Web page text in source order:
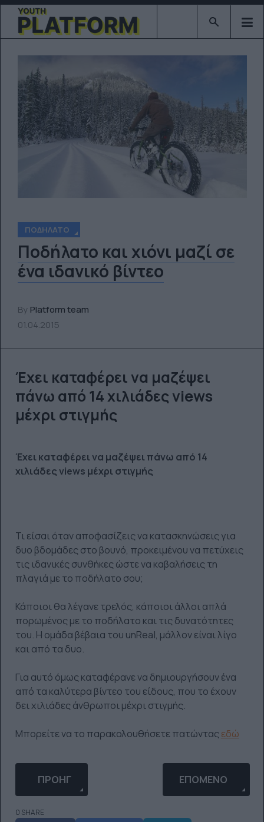
Type 2 or
ΠΟΔΉΛΑΤΟ
Ποδήλατο και χιόνι μαζί σε
ένα ιδανικό βίντεο
By Platform team
01.04.2015
Έχει καταφέρει να μαζέψει
πάνω από 14 χιλιάδες views
μέχρι στιγμής
Έχει καταφέρει να μαζέψει πάνω από 14
χιλιάδες views μέχρι στιγμής
Τι είσαι όταν αποφασίζεις να κατασκηνώσεις για
δυο βδομάδες στο βουνό, προκειμένου να πετύχεις
τις ιδανικές συνθήκες ώστε να καβαλήσεις τη
πλαγιά με το ποδήλατο σου;
Κάποιοι θα λέγανε τρελός, κάποιοι άλλοι απλά
πορωμένος με το ποδήλατο και τις δυνατότητες
του. Η ομάδα βέβαια του unReal, μάλλον είναι λίγο
και από τα δυο.
Για αυτό όμως καταφέρανε να δημιουργήσουν ένα
από τα καλύτερα βίντεο του είδους, που το έχουν
δει χιλιάδες άνθρωποι μέχρι στιγμής.
Μπορείτε να το παρακολουθήσετε πατώντας εδώ
ΠΡΟΗΓΟΎΜΕΝΟ ΆΡΘΡΟ: H VOLVO ΚΆΝΕΙ ΤΟΥΣ
ΠΡΟΗΓ ΕΠΌΜΕΝΟ ΆΡΘΡΟ:
ΕΠΌΜΕΝΟ
0 SHARE